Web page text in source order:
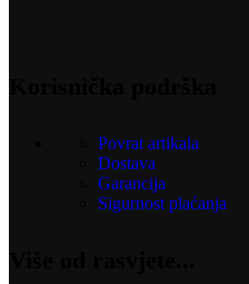
Povrat artikala
Dostava
Garancija
Sigurnost plaćanja